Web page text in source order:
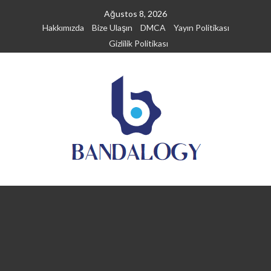
Ağustos 8, 2026
Hakkımızda
Bize Ulaşın DMCA
Yayın Politikası
Gizlilik Politikası